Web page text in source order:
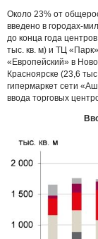
Около 23% от
введено в городах-
до конца года
тыс. кв. м) и ТЦ
«Европейский» в
Красноярске (23,6
гипермаркет сети
ввода торговых